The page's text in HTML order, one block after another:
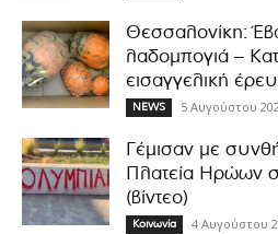
Θεσσαλονίκη:
λαδομπογιά –
εισαγγελική
NEWS 5 Αυγούστου
Γέμισαν με
Πλατεία Ηρώων
(βίντεο)
Κοινωνία 4 Αυγούστου